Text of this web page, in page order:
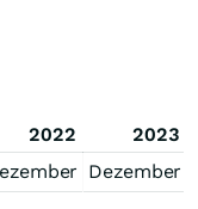
2022
2023
Dezember